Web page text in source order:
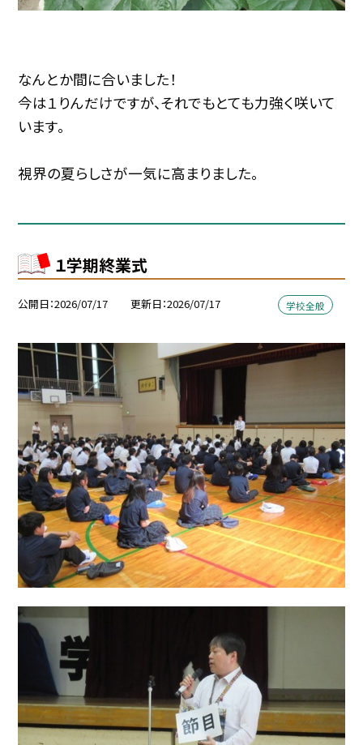
なんとか間に合いました！
今は１りんだけですが、それでもとても力強く咲いて
います。
視界の夏らしさが一気に高まりました。
１学期終業式
公開日 2026/07/17 更新日 2026/07/17 学校全般